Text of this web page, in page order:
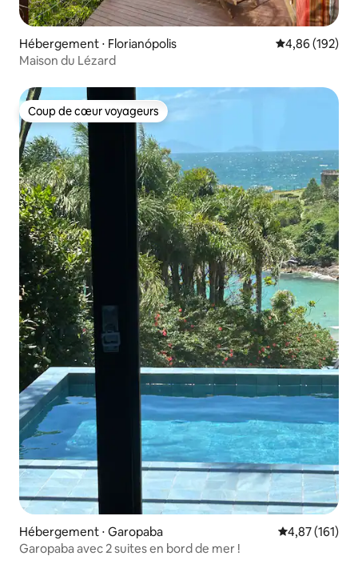
Hébergement ⋅ Florianópolis Évaluation
4,86 (192)
Maison du Lézard
Coup de cœur voyageurs
Coup de cœur voyageurs
Hébergement ⋅ Garopaba Évaluation
4,87 (161)
Garopaba avec 2 suites en bord de mer !